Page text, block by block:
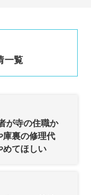
一覧
が寺の住職か
庫裏の修理代
めてほしい